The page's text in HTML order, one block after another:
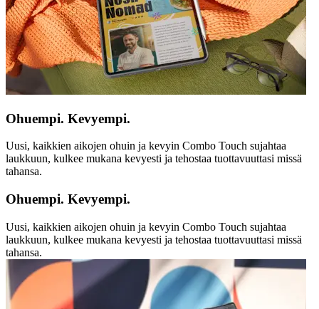
Ohuempi. Kevyempi.
Uusi, kaikkien aikojen ohuin ja kevyin Combo Touch sujahtaa
laukkuun, kulkee mukana kevyesti ja tehostaa tuottavuuttasi missä
tahansa.
Ohuempi. Kevyempi.
Uusi, kaikkien aikojen ohuin ja kevyin Combo Touch sujahtaa
laukkuun, kulkee mukana kevyesti ja tehostaa tuottavuuttasi missä
tahansa.